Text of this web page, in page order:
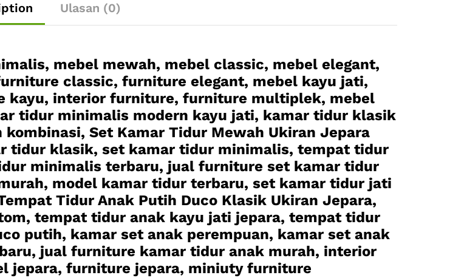
Ulasan (0)
mebel mewah, mebel classic, mebel elegant,
classic, furniture elegant, mebel kayu jati,
kayu, interior furniture, furniture multiplek, mebel
tidur minimalis modern kayu jati, kamar tidur klasik
Set Kamar Tidur Mewah Ukiran Jepara
tidur klasik, set kamar tidur minimalis, tempat tidur
minimalis terbaru, jual furniture set kamar tidur
model kamar tidur terbaru, set kamar tidur jati
Tidur Anak Putih Duco Klasik Ukiran Jepara,
tempat tidur anak kayu jati jepara, tempat tidur
putih, kamar set anak perempuan, kamar set anak
jual furniture kamar tidur anak murah, interior
jepara, furniture jepara, miniuty furniture